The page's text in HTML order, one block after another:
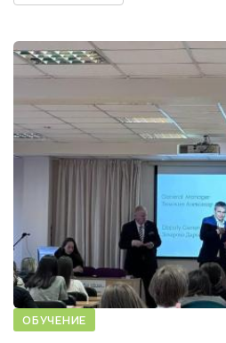
ОБУЧЕНИЕ